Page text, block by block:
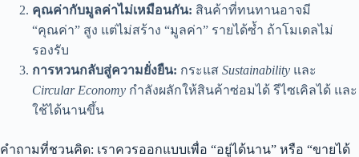
คุณค่ากับมูลค่าไม่เหมือนกัน: สินค้าที่ทนทานอาจมี
“คุณค่า” สูง แต่ไม่สร้าง “มูลค่า” รายได้ซ้ำ ถ้าโมเดลไม่
รองรับ
การหวนกลับสู่ความยั่งยืน: กระแส Sustainability และ
Circular Economy กำลังผลักให้สินค้าซ่อมได้ รีไซเคิลได้ และ
ใช้ได้นานขึ้น
คำถามที่ชวนคิด: เราควรออกแบบเพื่อ “อยู่ได้นาน” หรือ “ขายได้